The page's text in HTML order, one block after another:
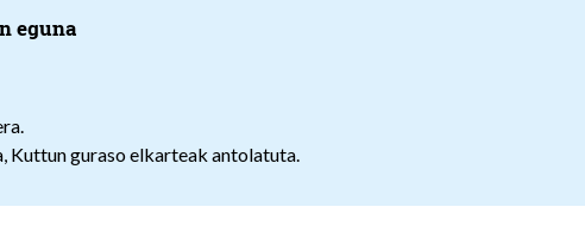
eguna
Kuttun guraso elkarteak antolatuta.